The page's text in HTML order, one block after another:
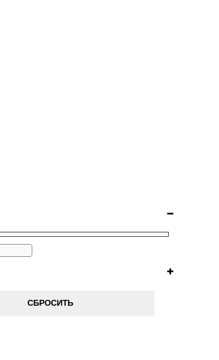
СБРОСИТЬ